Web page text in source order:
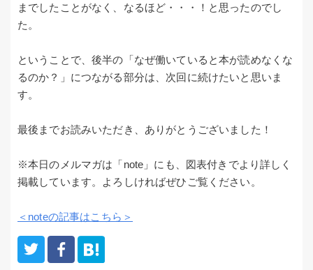
までしたことがなく、なるほど・・・！と思ったのでし
た。
ということで、後半の「なぜ働いていると本が読めなくな
るのか？」につながる部分は、次回に続けたいと思いま
す。
最後までお読みいただき、ありがとうございました！
※本日のメルマガは「note」にも、図表付きでより詳しく
掲載しています。よろしければぜひご覧ください。
＜noteの記事はこちら＞